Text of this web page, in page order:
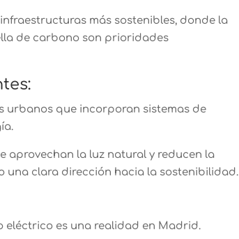
más sostenibles, donde la
de carbono son prioridades
urbanos que incorporan sistemas de
aprovechan la luz natural y reducen la
una clara dirección hacia la sostenibilidad.
es una realidad en Madrid.